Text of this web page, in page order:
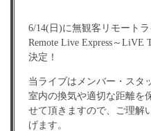
6/14(日)に無観客リモート
Remote Live Express～LiVE
決定！
当ライブはメンバー・スタ
室内の換気や適切な距離を
せて頂きますので、ご理解
げます。